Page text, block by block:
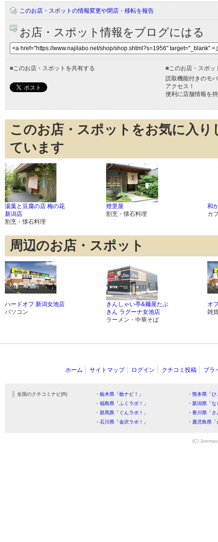
このお店・スポットの情報変更や閉店・移転を報告
お店・スポット情報をブログにはる
■このお店・スポットを共有する ■このお店・スポッ
読取機能付きのモ
アクセス！
便利に店舗情報を
このお店・スポットをお気に入
ています
湯葉と豆腐の店 梅の花
新潟店
割烹・懐石料理
燈里屋
割烹・懐石料理
和
カ
周辺のお店・スポット
ハードオフ 新潟女池店
パソコン
きんしゃい亭&麺屋たぶ
きん ラグーナ女池店
ラーメン・中華そば
オ
雑
ホーム サイトマップ ログイン クチコミ投稿 プラ
全国のクチコミナビ(R) ・栃木県「栃ナビ！」
・熊本県「
・福島県「ふくラボ！」
・新潟県「
・群馬県「ぐんラボ！」
・香川県「
・石川県「金沢ラボ！」
・鹿児島県
(C)